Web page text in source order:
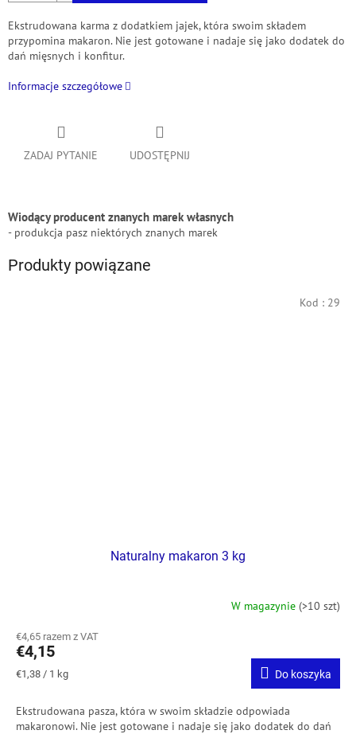
Ekstrudowana karma z dodatkiem jajek, która swoim składem
przypomina makaron. Nie jest gotowane i nadaje się jako dodatek do
dań mięsnych i konfitur.
Informacje szczegółowe
ZADAJ PYTANIE UDOSTĘPNIJ
Wiodący producent znanych marek własnych
- produkcja pasz niektórych znanych marek
Produkty powiązane
Naturalny makaron 3 kg
W magazynie (>10 szt)
€4,65 razem z VAT
€4,15
Cena
€1,38 / 1 kg Do koszyka
Ekstrudowana pasza, która w swoim składzie odpowiada
makaronowi. Nie jest gotowane i nadaje się jako dodatek do dań
Kod : 29